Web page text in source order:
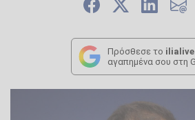
Πρόσθεσε το
αγαπημένα σου στη